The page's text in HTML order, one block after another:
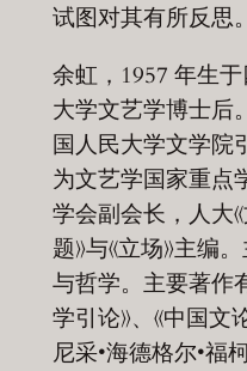
试图对其有所反思。
余虹，1957 年生
大学文艺学博士后
国人民大学文学院
为文艺学国家重点
学会副会长，人大
题》与《立场》主
与哲学。主要著作
学引论》、《中国
尼采•海德格尔•福